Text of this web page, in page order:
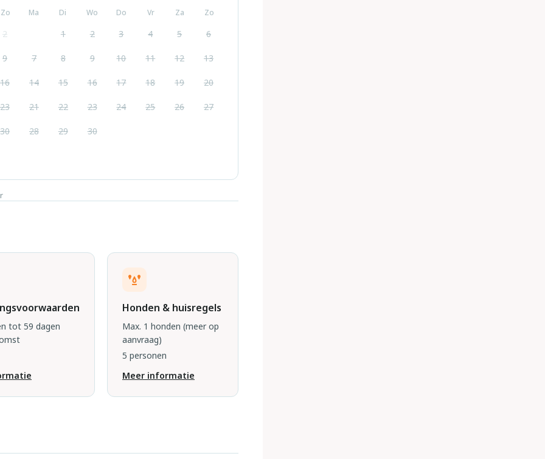
Zo
2
9
16
23
30
Ma Di Wo Do Vr Za Zo
1 2 3 4 5 6
7 8 9 10 11 12 13
14 15 16 17 18 19 20
21 22 23 24 25 26 27
28 29 30
tot 59 dagen
Honden & huisregels
Max. 1 honden (meer op
aanvraag)
5 personen
Meer informatie